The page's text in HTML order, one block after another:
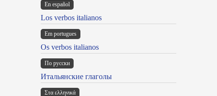
En español
Los verbos italianos
Em portugues
Os verbos italianos
По русски
Итальянские глаголы
Στα ελληνικά